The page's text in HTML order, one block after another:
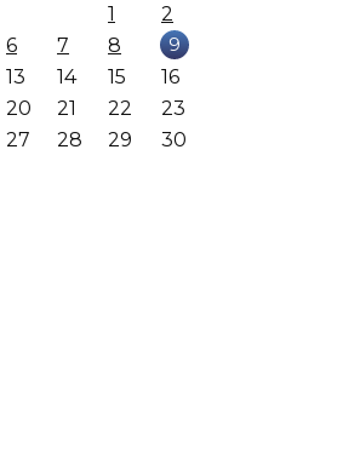
1
2
6 7 8
9
13 14 15
16
20 21 22
23
27 28 29
30